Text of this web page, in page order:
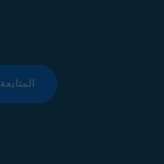
المتابعة